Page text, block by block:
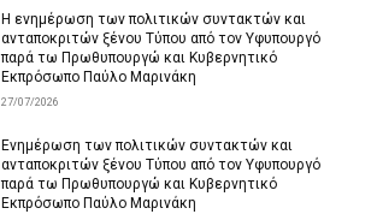
Η ενημέρωση των πολιτικών συντακτών και
ανταποκριτών ξένου Τύπου από τον Υφυπουργό
παρά τω Πρωθυπουργώ και Κυβερνητικό
Εκπρόσωπο Παύλο Μαρινάκη
27/07/2026
Ενημέρωση των πολιτικών συντακτών και
ανταποκριτών ξένου Τύπου από τον Υφυπουργό
παρά τω Πρωθυπουργώ και Κυβερνητικό
Εκπρόσωπο Παύλο Μαρινάκη